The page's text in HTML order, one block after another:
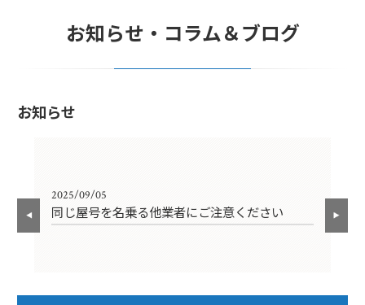
お知らせ・コラム＆ブログ
お知らせ
2025/09/05
同じ屋号を名乗る他業者にご注意ください